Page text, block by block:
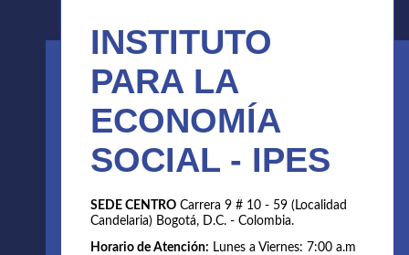
INSTITUTO
PARA LA
ECONOMÍA
SOCIAL - IPES
SEDE CENTRO Carrera 9 # 10 - 59 (Localidad
Candelaria) Bogotá, D.C. - Colombia.
Horario de Atención: Lunes a Viernes: 7:00 a.m